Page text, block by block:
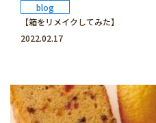
blog
【箱をリメイクしてみた】
2022.02.17